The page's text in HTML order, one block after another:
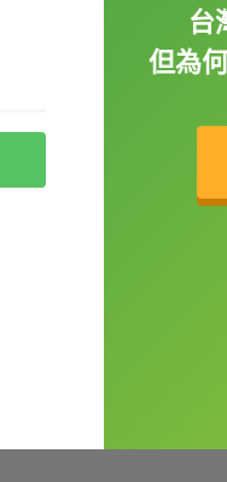
people
人相處
台
但為